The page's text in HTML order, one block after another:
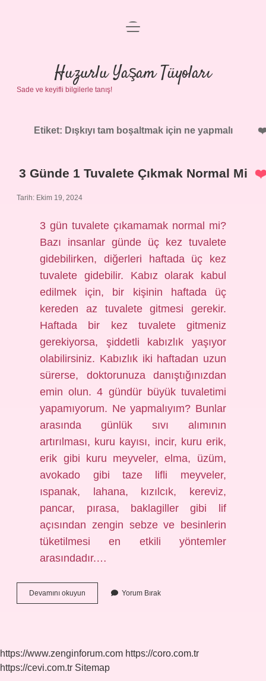
Anasayfa
Gizlilik Politikası
Yasal Uyarı
menüyü
Huzurlu Yaşam Tüyoları
Sade ve keyifli bilgilerle tanış!
Etiket: Dışkıyı tam boşaltmak için ne yapmalı
3 Günde 1 Tuvalete Çıkmak Normal Mi
Tarih: Ekim 19, 2024
3 gün tuvalete çıkamamak normal mi?
Bazı insanlar günde üç kez tuvalete
gidebilirken, diğerleri haftada üç kez
tuvalete gidebilir. Kabız olarak kabul
edilmek için, bir kişinin haftada üç
kereden az tuvalete gitmesi gerekir.
Haftada bir kez tuvalete gitmeniz
gerekiyorsa, şiddetli kabızlık yaşıyor
olabilirsiniz. Kabızlık iki haftadan uzun
sürerse, doktorunuza danıştığınızdan
emin olun. 4 gündür büyük tuvaletimi
yapamıyorum. Ne yapmalıyım? Bunlar
arasında günlük sıvı alımının
artırılması, kuru kayısı, incir, kuru erik,
erik gibi kuru meyveler, elma, üzüm,
avokado gibi taze lifli meyveler,
ıspanak, lahana, kızılcık, kereviz,
pancar, pırasa, baklagiller gibi lif
açısından zengin sebze ve besinlerin
tüketilmesi en etkili yöntemler
arasındadır.…
Devamını okuyun
Günde
Mi
Yorum Bırak
https://www.zenginforum.com https://coro.com.tr
https://cevi.com.tr Sitemap